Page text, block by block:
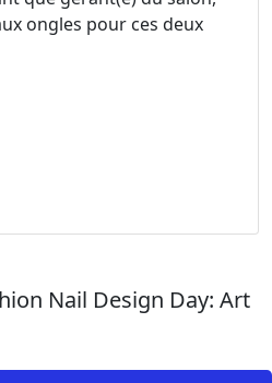
ongles pour ces deux
Nail Design Day: Art